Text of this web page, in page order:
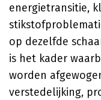
energietransitie,
op dezelfde
is het kader
worden
verstedelijking,